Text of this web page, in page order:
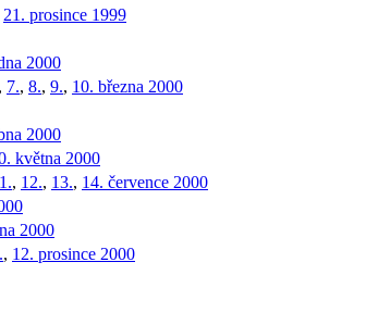
21. prosince 1999
2000
, 7., 8., 9., 10. března 2000
2000
května 2000
, 12., 13., 14. července 2000
2000
, 12. prosince 2000